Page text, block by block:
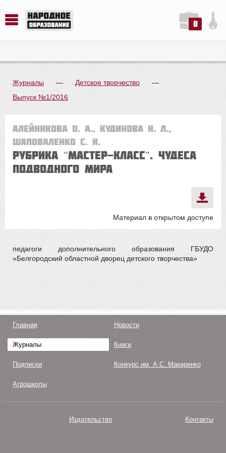
0
Журналы — Детское творчество
—
Выпуск №1/2016
Алейникова О. А., Кудинова Н. Л.,
Шаповаленко С. И.
Рубрика "Мастер-класс". ЧУДЕСА
ПОДВОДНОГО МИРА
Материал в открытом доступе
педагоги дополнительного образования ГБУДО
«Белгородский областной дворец детского творчества»
Главная Новости
Журналы Книги
Подписки Конкурс им. А.С. Макаренко
Агрошколы
Издательство Контакты